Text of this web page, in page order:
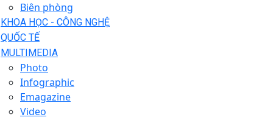
Biên phòng
KHOA HỌC - CÔNG NGHỆ
QUỐC TẾ
MULTIMEDIA
Photo
Infographic
Emagazine
Video